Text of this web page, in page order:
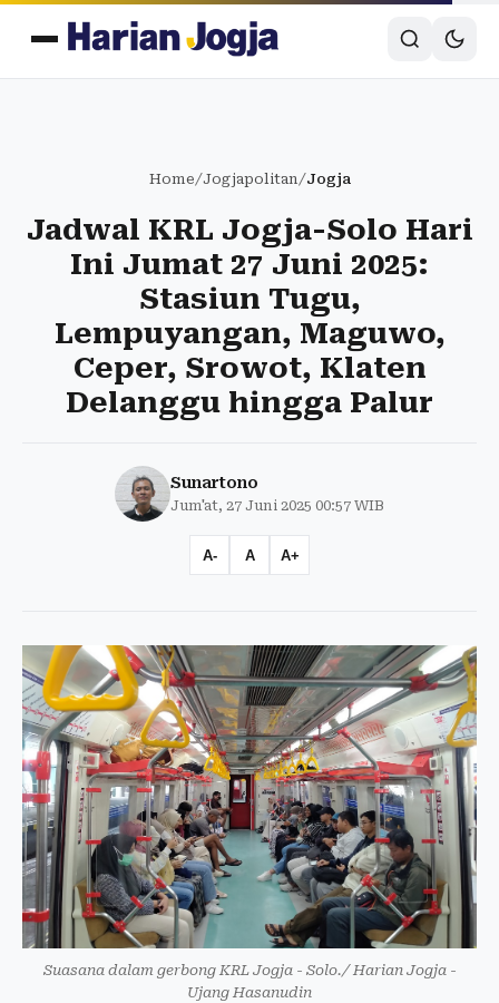
Home/Jogjapolitan/Jogja
Jadwal KRL Jogja-Solo Hari
Ini Jumat 27 Juni 2025:
Stasiun Tugu,
Lempuyangan, Maguwo,
Ceper, Srowot, Klaten
Delanggu hingga Palur
Sunartono
Jum'at, 27 Juni 2025 00:57 WIB
A- A A+
Suasana dalam gerbong KRL Jogja - Solo./ Harian Jogja -
Ujang Hasanudin